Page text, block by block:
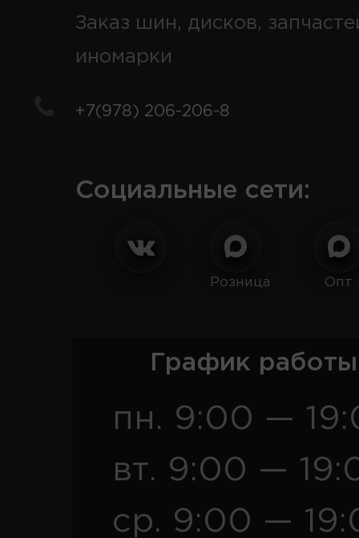
Заказ шин, дисков,
иномарки
+7(978) 206-206-8
Социальные сети:
Розница Опт
График
пн. 9:00 —
вт. 9:00 —
ср. 9:00 —